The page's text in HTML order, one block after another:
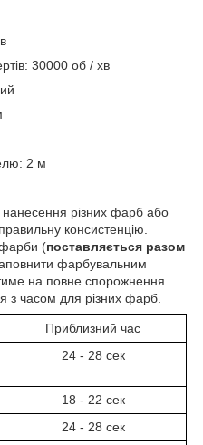
30000 об / хв
2 м
різних фарб або
консистенцію.
фарби (поставляється разом
фарбувальним
на повне спорожнення
з часом для різних фарб.
Приблизний час
24 - 28 сек
18 - 22 сек
24 - 28 сек